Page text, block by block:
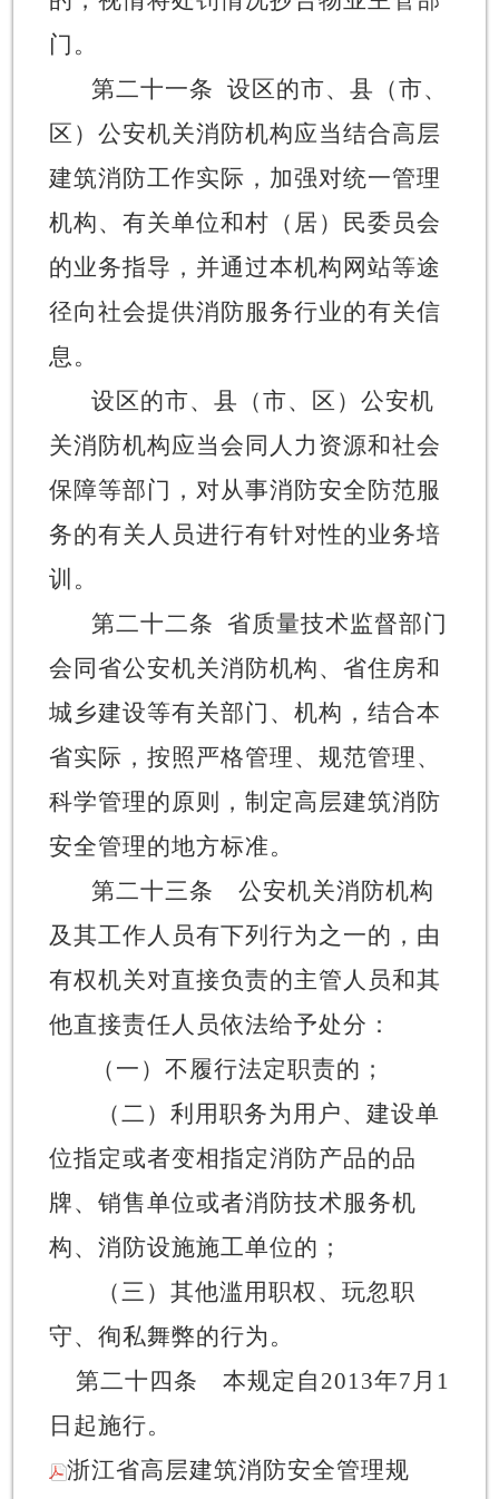
门。
第二十一条 设区的市、县（市、
区）公安机关消防机构应当结合高层
建筑消防工作实际，加强对统一管理
机构、有关单位和村（居）民委员会
的业务指导，并通过本机构网站等途
径向社会提供消防服务行业的有关信
息。
设区的市、县（市、区）公安机
关消防机构应当会同人力资源和社会
保障等部门，对从事消防安全防范服
务的有关人员进行有针对性的业务培
训。
第二十二条 省质量技术监督部门
会同省公安机关消防机构、省住房和
城乡建设等有关部门、机构，结合本
省实际，按照严格管理、规范管理、
科学管理的原则，制定高层建筑消防
安全管理的地方标准。
第二十三条
公安机关消防机构
及其工作人员有下列行为之一的，由
有权机关对直接负责的主管人员和其
他直接责任人员依法给予处分：
（一）不履行法定职责的；
（二）利用职务为用户、建设单
位指定或者变相指定消防产品的品
牌、销售单位或者消防技术服务机
构、消防设施施工单位的；
（三）其他滥用职权、玩忽职
守、徇私舞弊的行为。
第二十四条
本规定自 2013年7月1
日起施行。
浙江省高层建筑消防安全管理规